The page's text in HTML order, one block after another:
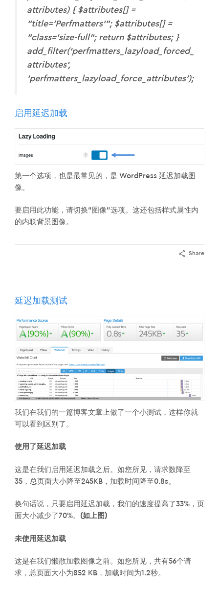
attributes) { $attributes[] =
“title=’Perfmatters'”; $attributes[] =
“class=’size-full”; return $attributes; }
add_filter(‘perfmatters_lazyload_forced_
attributes’,
‘perfmatters_lazyload_force_attributes’);
启用延迟加载
第一个选项，也是最常见的，是 WordPress 延迟加载图
像。
要启用此功能，请切换“图像”选项。这还包括样式属性内
的内联背景图像。
Share
延迟加载测试
我们在我们的一篇博客文章上做了一个小测试，这样你就
可以看到区别了。
使用了延迟加载
这是在我们启用延迟加载之后。如您所见，请求数降至
35，总页面大小降至245KB，加载时间降至0.8s。
换句话说，只要启用延迟加载，我们的速度提高了33%，页
面大小减少了70%。 (如上图)
未使用延迟加载
这是在我们懒散加载图像之前。如您所见，共有56个请
求，总页面大小为852 KB，加载时间为1.2秒。